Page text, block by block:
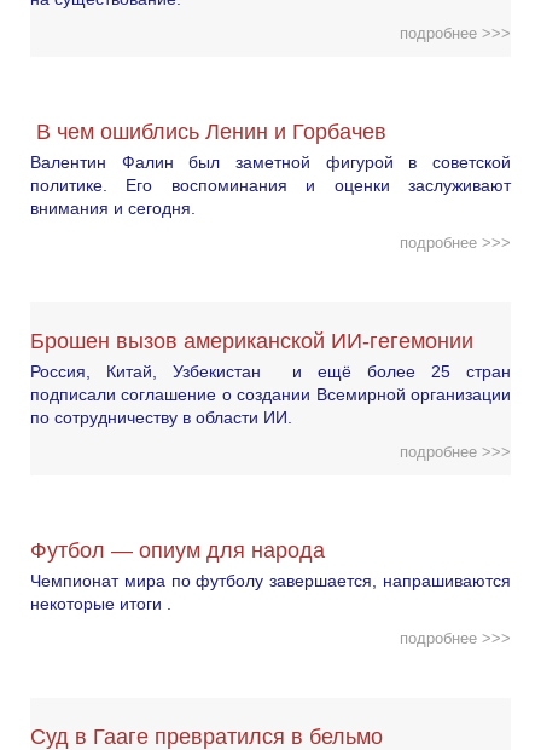
подробнее >>>
В чем ошиблись Ленин и Горбачев
Валентин Фалин был заметной фигурой в советской
политике. Его воспоминания и оценки заслуживают
внимания и сегодня.
подробнее >>>
Брошен вызов американской ИИ-гегемонии
Россия, Китай, Узбекистан и ещё более 25 стран
подписали соглашение о создании Всемирной организации
по сотрудничеству в области ИИ.
подробнее >>>
Футбол — опиум для народа
Чемпионат мира по футболу завершается, напрашиваются
некоторые итоги .
подробнее >>>
Суд в Гааге превратился в бельмо